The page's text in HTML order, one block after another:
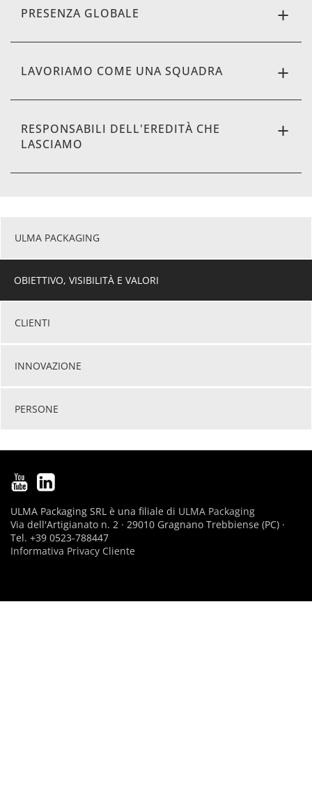
PRESENZA GLOBALE
LAVORIAMO COME UNA SQUADRA
RESPONSABILI DELL'EREDITÀ CHE
LASCIAMO
ULMA PACKAGING
OBIETTIVO, VISIBILITÀ E VALORI
CLIENTI
INNOVAZIONE
PERSONE
ULMA Packaging SRL è una filiale di ULMA Packaging
Via dell'Artigianato n. 2 · 29010 Gragnano Trebbiense (PC) ·
Tel. +39 0523-788447
Informativa Privacy Cliente